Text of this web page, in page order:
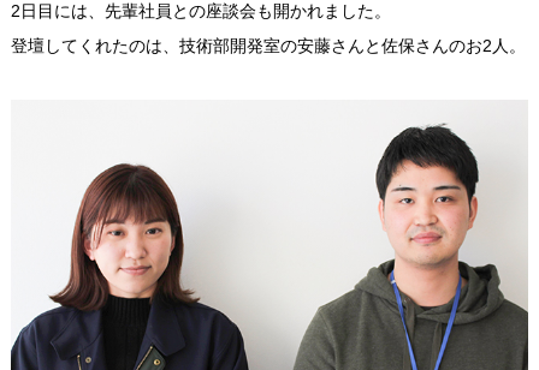
2日目には、先輩社員との座談会も開かれました。
登壇してくれたのは、技術部開発室の安藤さんと佐保さんのお2人。